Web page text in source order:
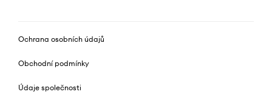
Ochrana osobních údajů
Obchodní podmínky
Údaje společnosti